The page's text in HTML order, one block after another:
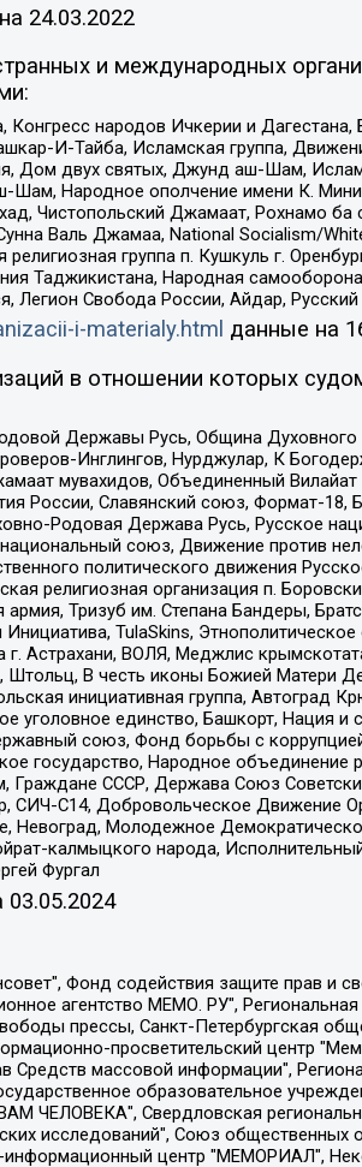
24.03.2022
и международных
народов Ичкерии и Дагестана,
И-Тайба, Исламская группа,
Дом двух святых, Джунд аш-Шам,
Народное ополчение имени К.
Чистопольский Джамаат, Рохнамо ба
Валь Джамаа, National Socialism/White
группа п. Кушкуль г.
Таджикистана, Народная
Свобода России, Айдар,
i-materialy.html данные на
в отношении которых
Державы Русь, Община Духовного
Инглингов, Нурджулар, К
мувахидов, Объединенный
России, Славянский союз, Формат-
Родовая Держава Русь, Русское
союз, Движение против
политического движения
религиозная организация п.
Тризуб им. Степана Бандеры,
TulaSkins,
Астрахани, ВОЛЯ, Меджлис
В честь иконы Божией Матери
инициативная группа, Автоград
уголовное единство, Башкорт, Нация
союз, Фонд борьбы с
государство, Народное
СССР, Держава Союз
СИЧ-С14, Добровольческое Движение
Невоград, Молодежное
калмыцкого народа,
Фургал
03.05.2024
ответственностью "Ромашки монолит", Важенков Артем Валерьевич, Ивановская областная общественная организация "Центр гендерных исследований", Гурман Юрий Альбертович, Медиапроект "ОВД-Инфо", Егоров Владимир Владимирович, Жилинский Владимир Александрович, Общество с ограниченной ответственностью "ЗП", Иванова София Юрьевна, Карезина Инна Павловна, Кильтау Екатерина Викторовна, Петров Алексей Викторович, Пискунов Сергей Евгеньевич, Смирнов Сергей Сергеевич, Тихонов Михаил Сергеевич, Общество с ограниченной ответственностью "ЖУРНАЛИСТ-ИНОСТРАННЫЙ АГЕНТ", Арапова Галина Юрьевна, Вольтская Татьяна Анатольевна, Американская компания "Mason G.E.S. Anonymous Foundation" (США), являющаяся владельцем интернет-издания https://mnews.world/, Компания "Stichting Bellingcat", зарегистрированная в Нидерландах (дата регистрации 11.07.2018), Захаров Андрей Вячеславович, Клепиковская Екатерина Дмитриевна, Общество с ограниченной ответственностью "МЕМО", Перл Роман Александрович, Симонов Евгений Алексеевич, Соловьева Елена Анатольевна, Сотников Даниил Владимирович, Сурначева Елизавета Дмитриевна, Автономная некоммерческая организация по защите прав человека и информированию населения "Якутия – Наше Мнение", Общество с ограниченной ответственностью "Москоу диджитал медиа", с 26.01.2023 Общество с ограниченной ответственностью "Чайка Белые сады", Ветошкина Валерия Валерьевна, Заговора Максим Александрович, Межрегиональное общественное движение "Российская ЛГБТ - сеть", Оленичев Максим Владимирович, Павлов Иван Юрьевич, Скворцова Елена Сергеевна, Общество с ограниченной ответственностью "Как бы инагент", Кочетков Игорь Викторович, Общество с ограниченной ответственностью "Честные выборы", Еланчик Олег Александрович, Общество с ограниченной ответственностью "Нобелевский призыв", Гималова Регина Эмилевна, Григорьев Андрей Валерьевич, Григорьева Алина Александровна, Ассоциация по содействию защите прав призывников, альтернативнослужащих и военнослужащих "Правозащитная группа "Гражданин.Армия.Право", Хисамова Регина Фаритовна, Автономная некоммерческая организация по реализации социально-правовых программ "Лилит", Дальневосточное общественное движение "Маяк", Санкт-Петербургская ЛГБТ-инициативная группа "Выход", Инициативная группа ЛГБТ+ "Реверс", Алексеев Андрей Викторович, Бекбулатова Таисия Львовна, Беляев Иван Михайлович, Владыкина Елена